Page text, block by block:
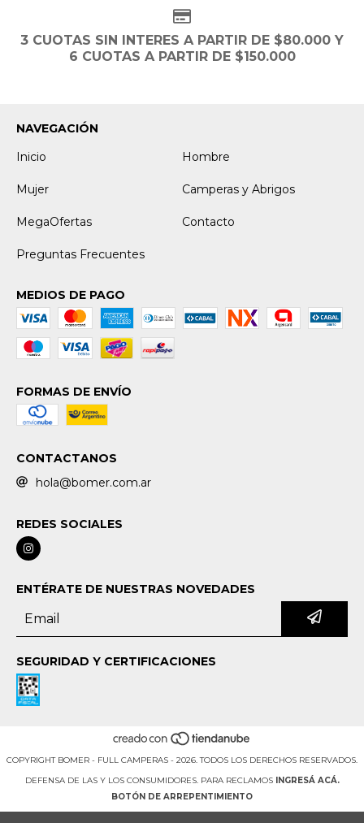
3 CUOTAS SIN INTERES A PARTIR DE $80.000 Y
6 CUOTAS A PARTIR DE $150.000
NAVEGACIÓN
Inicio
Hombre
Mujer Camperas y Abrigos
MegaOfertas Contacto
Preguntas Frecuentes
MEDIOS DE PAGO
FORMAS DE ENVÍO
CONTACTANOS
hola@bomer.com.ar
REDES SOCIALES
ENTÉRATE DE NUESTRAS NOVEDADES
SEGURIDAD Y CERTIFICACIONES
COPYRIGHT BOMER - FULL CAMPERAS - 2026. TODOS LOS DERECHOS RESERVADOS.
DEFENSA DE LAS Y LOS CONSUMIDORES. PARA RECLAMOS INGRESÁ ACÁ.
BOTÓN DE ARREPENTIMIENTO